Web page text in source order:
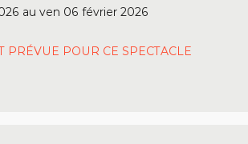
au ven 06 février 2026
POUR CE SPECTACLE